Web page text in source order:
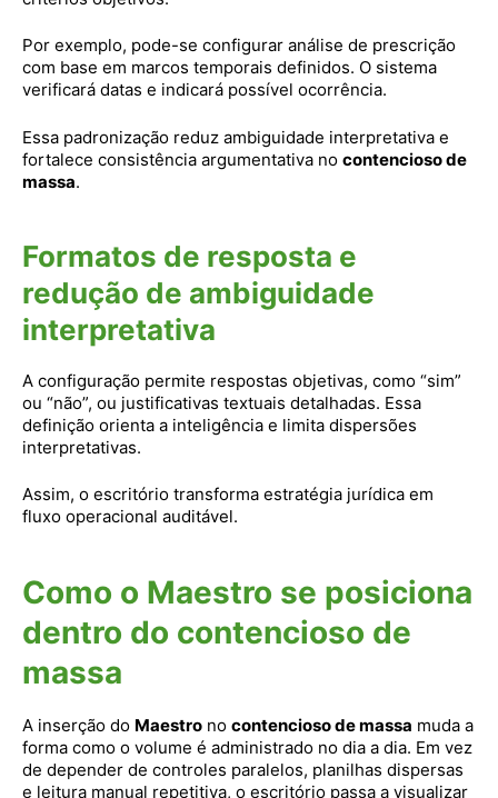
Por exemplo, pode-se configurar análise de prescrição
com base em marcos temporais definidos. O sistema
verificará datas e indicará possível ocorrência.
Essa padronização reduz ambiguidade interpretativa e
fortalece consistência argumentativa no contencioso de
massa.
Formatos de resposta e
redução de ambiguidade
interpretativa
A configuração permite respostas objetivas, como “sim”
ou “não”, ou justificativas textuais detalhadas. Essa
definição orienta a inteligência e limita dispersões
interpretativas.
Assim, o escritório transforma estratégia jurídica em
fluxo operacional auditável.
Como o Maestro se posiciona
dentro do contencioso de
massa
A inserção do Maestro no contencioso de massa muda a
forma como o volume é administrado no dia a dia. Em vez
de depender de controles paralelos, planilhas dispersas
e leitura manual repetitiva, o escritório passa a visualizar